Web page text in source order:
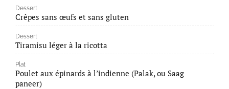
Dessert
Crêpes sans œufs et sans gluten
Dessert
Tiramisu léger à la ricotta
Plat
Poulet aux épinards à l’indienne (Palak, ou Saag
paneer)